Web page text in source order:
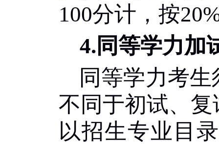
100分计，按2
4. 同等学力加
同等学力考
不同于初试、
以招生专业目